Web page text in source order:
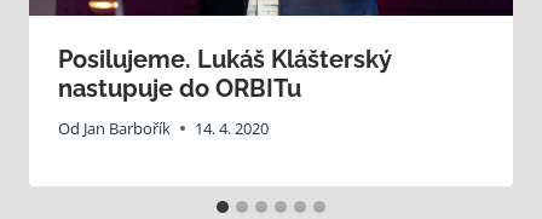
Posilujeme. Lukáš Klášterský
nastupuje do ORBITu
Od Jan Barbořík 14. 4. 2020